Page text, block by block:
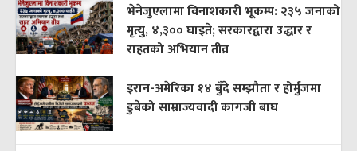
भेनेजुएलामा विनाशकारी भूकम्प: २३५ जनाको
मृत्यु, ४,३०० घाइते; सरकारद्वारा उद्धार र
राहतको अभियान तीव्र
इरान-अमेरिका १४ बुँदे सम्झौता र होर्मुजमा
डुबेको साम्राज्यवादी कागजी बाघ